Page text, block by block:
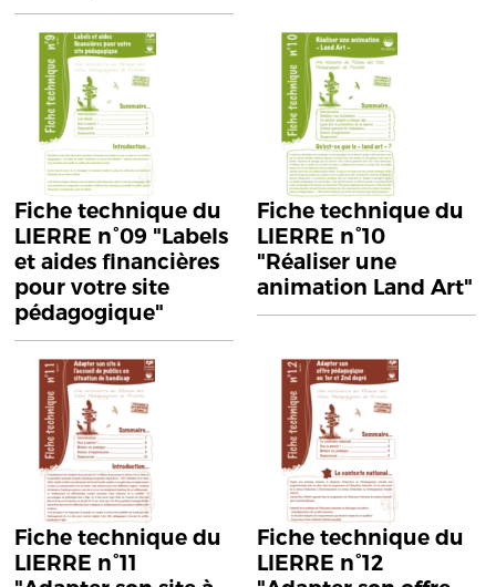
Fiche technique du
LIERRE n°09 "Labels
et aides financières
pour votre site
pédagogique"
Fiche technique du
LIERRE n°10
"Réaliser une
animation Land Art"
Fiche technique du
LIERRE n°11
Fiche technique du
LIERRE n°12